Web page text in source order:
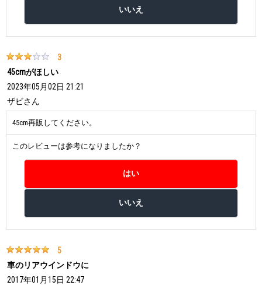
3
45cmがほしい
2023年05月02日 21:21
ザビさん
45cm再販してください。
このレビューは参考になりましたか？
5
車のリアウインドウに
2017年01月15日 22:47